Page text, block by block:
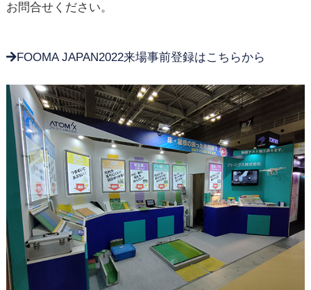
お問合せください。
FOOMA JAPAN2022来場事前登録はこちらから